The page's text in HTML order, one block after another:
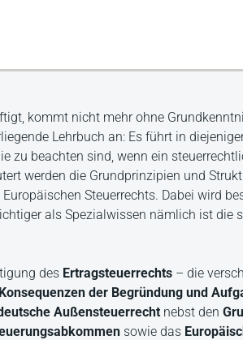
kommt nicht mehr ohne
Lehrbuch an: Es führt in
zu beachten sind, wenn ein
werden die Grundprinzipien und
Steuerrechts. Dabei wird
als Spezialwissen nämlich ist die
des Ertragsteuerrechts – die
Konsequenzen der Begründung und
Außensteuerrecht nebst den
sowie das